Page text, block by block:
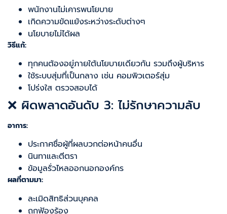
พนักงานไม่เคารพนโยบาย
เกิดความขัดแย้งระหว่างระดับต่างๆ
นโยบายไม่ได้ผล
วิธีแก้:
ทุกคนต้องอยู่ภายใต้นโยบายเดียวกัน รวมถึงผู้บริหาร
ใช้ระบบสุ่มที่เป็นกลาง เช่น คอมพิวเตอร์สุ่ม
โปร่งใส ตรวจสอบได้
❌ ผิดพลาดอันดับ 3: ไม่รักษาความลับ
อาการ:
ประกาศชื่อผู้ที่ผลบวกต่อหน้าคนอื่น
นินทาและตีตรา
ข้อมูลรั่วไหลออกนอกองค์กร
ผลที่ตามมา:
ละเมิดสิทธิส่วนบุคคล
ถูกฟ้องร้อง